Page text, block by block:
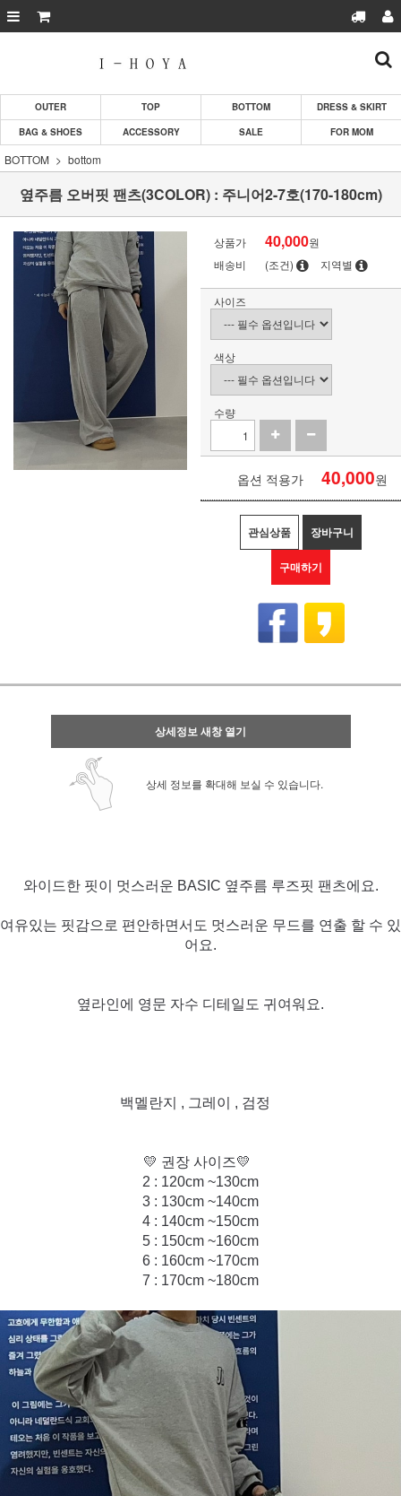
OUTER TOP BOTTOM
DRESS & SKIRT
BAG & SHOES
ACCESSORY SALE FOR MOM
BOTTOM bottom
옆주름 오버핏 팬츠(3COLOR) : 주니어2-7호(170-180cm)
상품가 40,000원
배송비
(조건) 지역별
사이즈
색상
수량
옵션 적용가 40,000원
관심상품 장바구니
구매하기
상세정보 새창 열기
상세 정보를 확대해 보실 수 있습니다.
와이드한 핏이 멋스러운 BASIC 옆주름 루즈핏 팬츠에요.
여유있는 핏감으로 편안하면서도 멋스러운 무드를 연출 할 수 있
어요.
옆라인에 영문 자수 디테일도 귀여워요.
백멜란지 , 그레이 , 검정
💛 권장 사이즈💛
2 : 120cm ~130cm
3 : 130cm ~140cm
4 : 140cm ~150cm
5 : 150cm ~160cm
6 : 160cm ~170cm
7 : 170cm ~180cm